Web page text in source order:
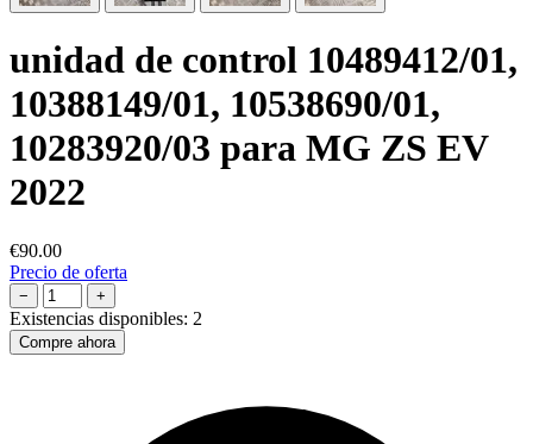
unidad de control 10489412/01,
10388149/01, 10538690/01,
10283920/03 para MG ZS EV
2022
€90.00
Precio de oferta
− +
Existencias disponibles: 2
Compre ahora